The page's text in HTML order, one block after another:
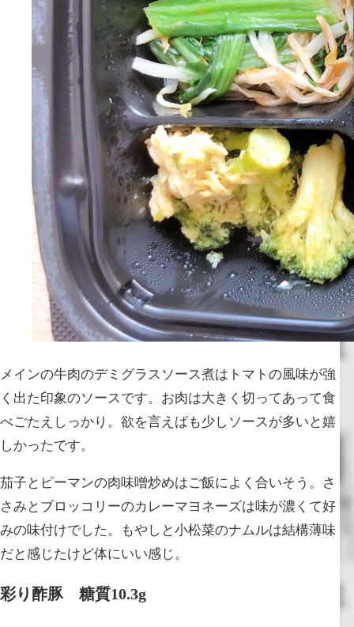
メインの牛肉のデミグラスソース煮はトマトの風味が強
く出た印象のソースです。お肉は大きく切ってあって食
べごたえしっかり。欲を言えばも少しソースが多いと嬉
しかったです。
茄子とピーマンの肉味噌炒めはご飯によく合いそう。さ
さみとブロッコリーのカレーマヨネーズは味が濃くて好
みの味付けでした。もやしと小松菜のナムルは結構薄味
だと感じたけど体にいい感じ。
彩り酢豚 糖質10.3g